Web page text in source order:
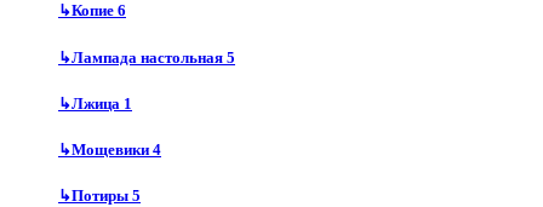
↳Копие 6
↳Лампада настольная 5
↳Лжица 1
↳Мощевики 4
↳Потиры 5